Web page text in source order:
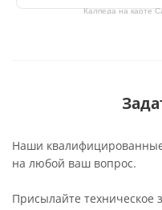
Калпеда на карте
Наши
на любой ваш вопрос.
Присылайте